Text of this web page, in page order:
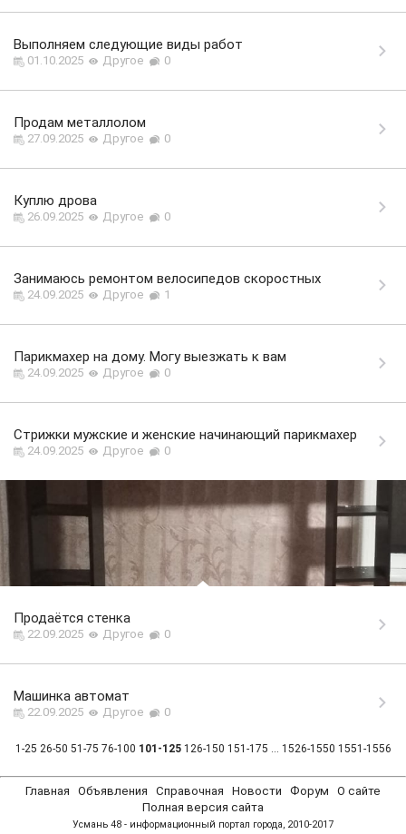
Выполняем следующие виды работ
01.10.2025 Другое 0
Продам металлолом
27.09.2025 Другое 0
Куплю дрова
26.09.2025 Другое 0
Занимаюсь ремонтом велосипедов скоростных
24.09.2025 Другое 1
Парикмахер на дому. Могу выезжать к вам
24.09.2025 Другое 0
Стрижки мужские и женские начинающий парикмахер
24.09.2025 Другое 0
Продаётся стенка
22.09.2025 Другое 0
Машинка автомат
22.09.2025 Другое 0
1-25 26-50 51-75 76-100 101-125 126-150 151-175 ... 1526-1550 1551-1556
Главная Объявления Справочная Новости Форум
О сайте
Полная версия сайта
Усмань 48 - информационный портал города, 2010-2017